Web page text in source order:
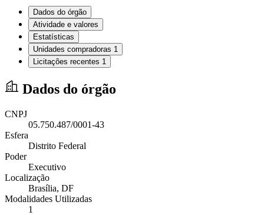
Dados do órgão
Atividade e valores
Estatísticas
Unidades compradoras 1
Licitações recentes 1
Dados do órgão
CNPJ
05.750.487/0001-43
Esfera
Distrito Federal
Poder
Executivo
Localização
Brasília, DF
Modalidades Utilizadas
1